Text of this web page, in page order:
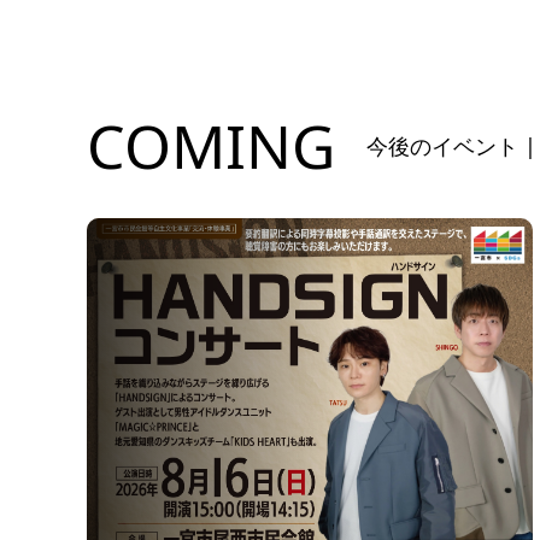
COMING 今後のイベント